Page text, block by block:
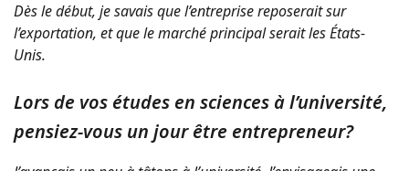
Dès le début, je savais que l’entreprise reposerait sur
l’exportation, et que le marché principal serait les États-
Unis.
Lors de vos études en sciences à l’université,
pensiez-vous un jour être entrepreneur?